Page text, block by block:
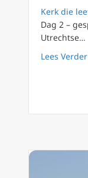
Kerk die
Dag 2 –
Utrechtse…
Lees Verder